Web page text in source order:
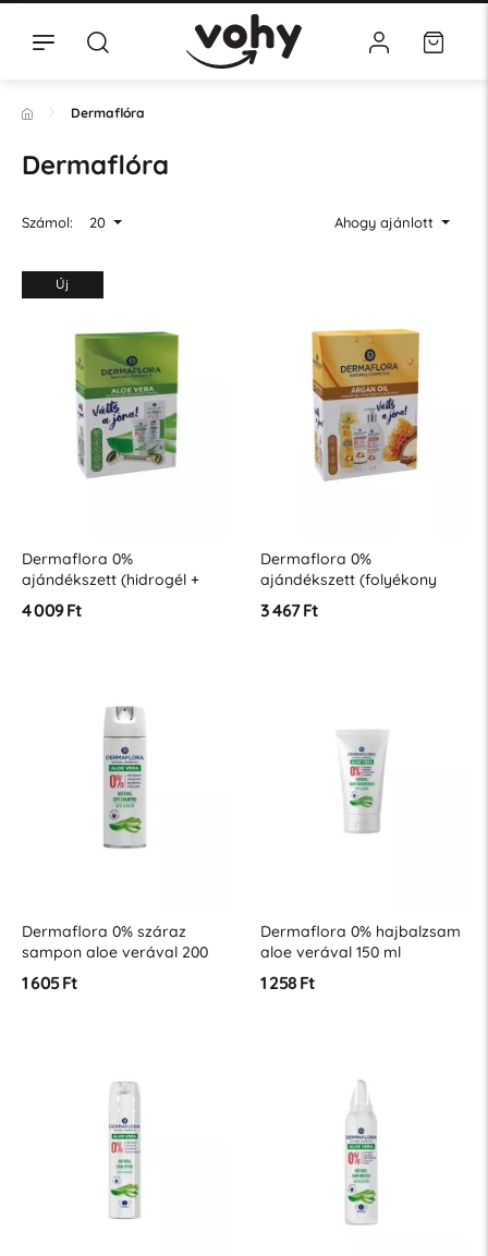
Dermaflóra
Dermaflóra
Számol: 20 Ahogy ajánlott
Új
Dermaflora 0%
ajándékszett (hidrogél +
micellás arcradír +
arcmasszírozó) aloe
4 009 Ft
Dermaflora 0%
ajándékszett (folyékony
szappan + kézkrém +
tusfürdő) argánolajjal
3 467 Ft
Dermaflora 0% száraz
sampon aloe verával 200
ml
1 605 Ft
Dermaflora 0% hajbalzsam
aloe verával 150 ml
1 258 Ft